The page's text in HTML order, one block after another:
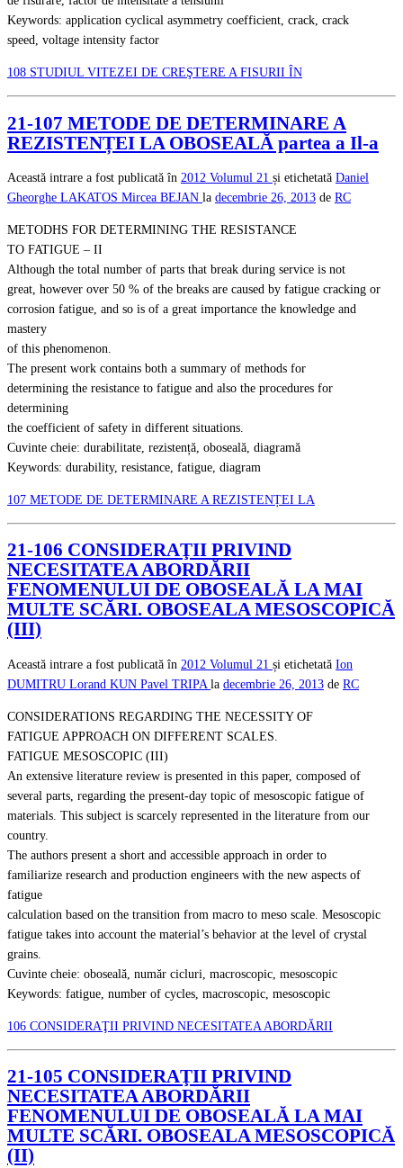
Keywords: application cyclical asymmetry coefficient, crack, crack
speed, voltage intensity factor
108 STUDIUL VITEZEI DE CREŞTERE A FISURII ÎN
21-107 METODE DE DETERMINARE A
REZISTENȚEI LA OBOSEALĂ partea a Il-a
Această intrare a fost publicată în 2012 Volumul 21 și etichetată Daniel
Gheorghe LAKATOS Mircea BEJAN la decembrie 26, 2013 de RC
METODHS FOR DETERMINING THE RESISTANCE
TO FATIGUE – II
Although the total number of parts that break during service is not
great, however over 50 % of the breaks are caused by fatigue cracking or
corrosion fatigue, and so is of a great importance the knowledge and
mastery
of this phenomenon.
The present work contains both a summary of methods for
determining the resistance to fatigue and also the procedures for
determining
the coefficient of safety in different situations.
Cuvinte cheie: durabilitate, rezistență, oboseală, diagramă
Keywords: durability, resistance, fatigue, diagram
107 METODE DE DETERMINARE A REZISTENȚEI LA
21-106 CONSIDERAŢII PRIVIND
NECESITATEA ABORDĂRII
FENOMENULUI DE OBOSEALĂ LA MAI
MULTE SCĂRI. OBOSEALA MESOSCOPICĂ
(III)
Această intrare a fost publicată în 2012 Volumul 21 și etichetată Ion
DUMITRU Lorand KUN Pavel TRIPA la decembrie 26, 2013 de RC
CONSIDERATIONS REGARDING THE NECESSITY OF
FATIGUE APPROACH ON DIFFERENT SCALES.
FATIGUE MESOSCOPIC (III)
An extensive literature review is presented in this paper, composed of
several parts, regarding the present-day topic of mesoscopic fatigue of
materials. This subject is scarcely represented in the literature from our
country.
The authors present a short and accessible approach in order to
familiarize research and production engineers with the new aspects of
fatigue
calculation based on the transition from macro to meso scale. Mesoscopic
fatigue takes into account the material’s behavior at the level of crystal
grains.
Cuvinte cheie: oboseală, număr cicluri, macroscopic, mesoscopic
Keywords: fatigue, number of cycles, macroscopic, mesoscopic
106 CONSIDERAŢII PRIVIND NECESITATEA ABORDĂRII
21-105 CONSIDERAŢII PRIVIND
NECESITATEA ABORDĂRII
FENOMENULUI DE OBOSEALĂ LA MAI
MULTE SCĂRI. OBOSEALA MESOSCOPICĂ
(II)